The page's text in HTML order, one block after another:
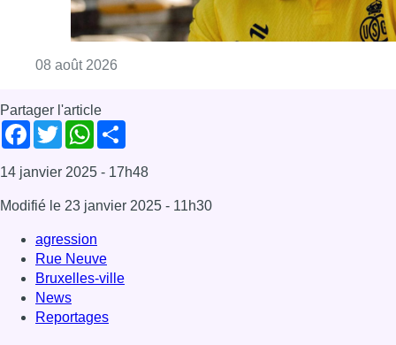
08 août 2026
Partager l'article
Facebook
TwitterWhatsApp
14 janvier 2025 - 17h48
Modifié le 23 janvier 2025 - 11h30
agression
Rue Neuve
Bruxelles-ville
News
Reportages